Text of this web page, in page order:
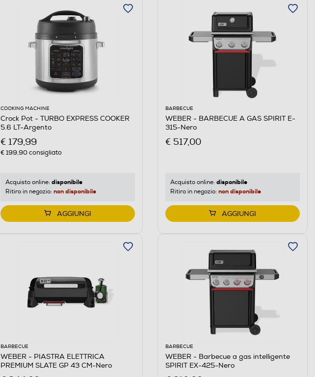
COOKING MACHINE
Crock Pot - TURBO EXPRESS COOKER
5.6 LT-Argento
€ 179,99
€ 199,90consigliato
Acquisto online: disponibile
Ritiro in negozio: non disponibile
AGGIUNGI
BARBECUE
WEBER - BARBECUE A GAS SPIRIT E-
315-Nero
€ 517,00
Acquisto online: disponibile
Ritiro in negozio: non disponibile
AGGIUNGI
BARBECUE
WEBER - PIASTRA ELETTRICA
PREMIUM SLATE GP 43 CM-Nero
BARBECUE
WEBER - Barbecue a gas intelligente
SPIRIT EX-425-Nero